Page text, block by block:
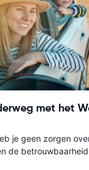
met het
je geen zorgen
de